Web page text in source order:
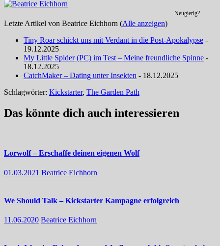
Neugierig?
Letzte Artikel von Beatrice Eichhorn (Alle anzeigen)
Tiny Roar schickt uns mit Verdant in die Post-Apokalypse -
19.12.2025
My Little Spider (PC) im Test – Meine freundliche Spinne -
18.12.2025
CatchMaker – Dating unter Insekten - 18.12.2025
Schlagwörter: Kickstarter, The Garden Path
Das könnte dich auch interessieren
Lorwolf – Erschaffe deinen eigenen Wolf
01.03.2021 Beatrice Eichhorn
We Should Talk – Kickstarter Kampagne erfolgreich
11.06.2020 Beatrice Eichhorn